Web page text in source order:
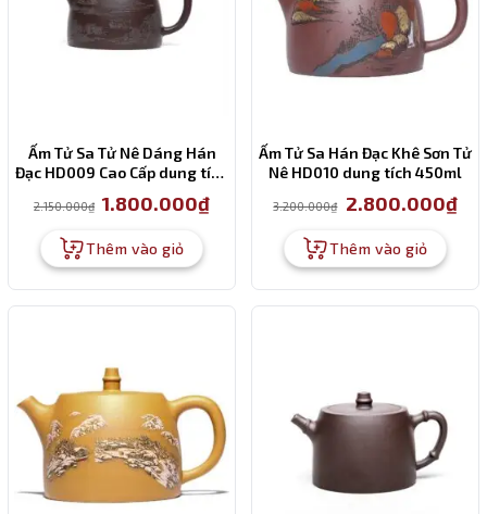
Ấm Tử Sa Tử Nê Dáng Hán
Đạc HD009 Cao Cấp dung tích
2.150.000₫ Giá
gốc
2.150.000₫.
1.800.000₫Giá
1.800.000₫.
Thêm vào giỏ
Ấm Tử Sa Hán Đạc Khê Sơn Tử
Nê HD010 dung tích 450ml
3.200.000₫ Giá
gốc
3.200.000₫.
2.800.000₫Giá
hiện
Thêm vào giỏ